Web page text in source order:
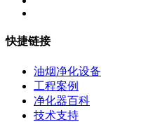
快捷链接
油烟净化设备
工程案例
净化器百科
技术支持